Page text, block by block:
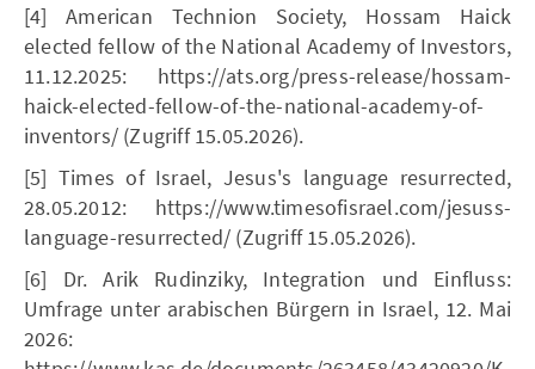
[4] American Technion Society, Hossam Haick
elected fellow of the National Academy of Investors,
11.12.2025: https://ats.org/press-release/hossam-
haick-elected-fellow-of-the-national-academy-of-
inventors/ (Zugriff 15.05.2026).
[5] Times of Israel, Jesus's language resurrected,
28.05.2012: https://www.timesofisrael.com/jesuss-
language-resurrected/ (Zugriff 15.05.2026).
[6] Dr. Arik Rudinziky, Integration und Einfluss:
Umfrage unter arabischen Bürgern in Israel, 12. Mai
2026: